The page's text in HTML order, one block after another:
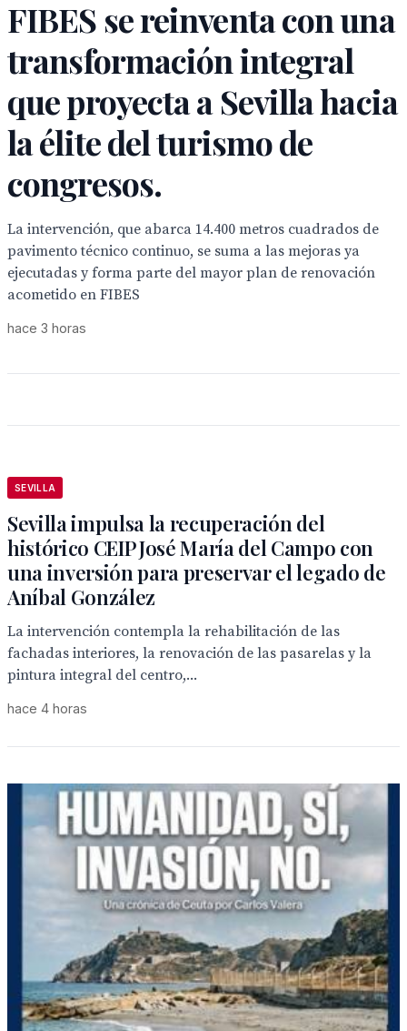
FIBES se reinventa con una
transformación integral
que proyecta a Sevilla hacia
la élite del turismo de
congresos.
La intervención, que abarca 14.400 metros cuadrados de
pavimento técnico continuo, se suma a las mejoras ya
ejecutadas y forma parte del mayor plan de renovación
acometido en FIBES
hace 3 horas
SEVILLA
Sevilla impulsa la recuperación del
histórico CEIP José María del Campo con
una inversión para preservar el legado de
Aníbal González
La intervención contempla la rehabilitación de las
fachadas interiores, la renovación de las pasarelas y la
pintura integral del centro,...
hace 4 horas